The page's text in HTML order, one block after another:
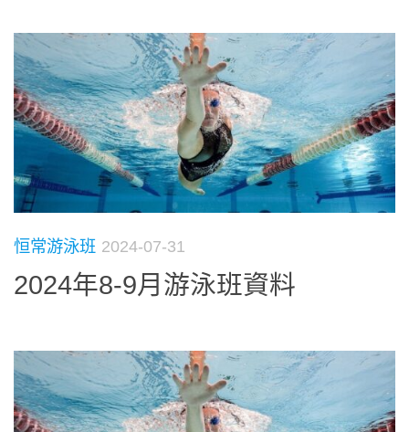
恒常游泳班 2024-07-31
2024年8-9月游泳班資料